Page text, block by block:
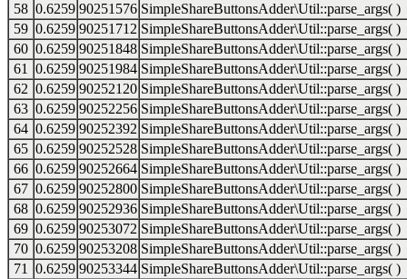
58 0.6259 90251576 SimpleShareButtonsAdder\Util::parse_args( )
59 0.6259 90251712 SimpleShareButtonsAdder\Util::parse_args( )
60 0.6259 90251848 SimpleShareButtonsAdder\Util::parse_args( )
61
0.6259 90251984 SimpleShareButtonsAdder\Util::parse_args( )
62 0.6259 90252120 SimpleShareButtonsAdder\Util::parse_args( )
63 0.6259 90252256 SimpleShareButtonsAdder\Util::parse_args( )
64 0.6259 90252392 SimpleShareButtonsAdder\Util::parse_args( )
65 0.6259 90252528 SimpleShareButtonsAdder\Util::parse_args( )
66 0.6259 90252664 SimpleShareButtonsAdder\Util::parse_args( )
67 0.6259 90252800 SimpleShareButtonsAdder\Util::parse_args( )
68 0.6259 90252936 SimpleShareButtonsAdder\Util::parse_args( )
69 0.6259 90253072 SimpleShareButtonsAdder\Util::parse_args( )
70 0.6259 90253208 SimpleShareButtonsAdder\Util::parse_args( )
71
0.6259 90253344 SimpleShareButtonsAdder\Util::parse_args( )